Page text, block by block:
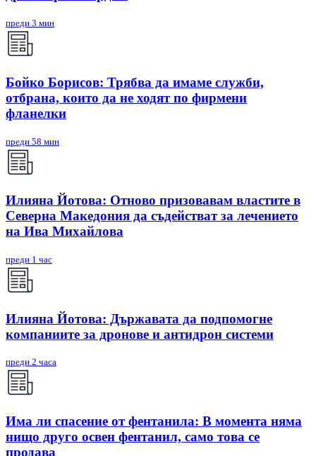
преди 3 мин
Бойко Борисов: Трябва да имаме служби,
отбрана, които да не ходят по фирмени
фланелки
преди 58 мин
Илияна Йотова: Отново призовавам властите в
Северна Македония да съдействат за лечението
на Ива Михайлова
преди 1 час
Илияна Йотова: Държавата да подпомогне
компаниите за дронове и антидрон системи
преди 2 часа
Има ли спасение от фентанила: В момента няма
нищо друго освен фентанил, само това се
продава